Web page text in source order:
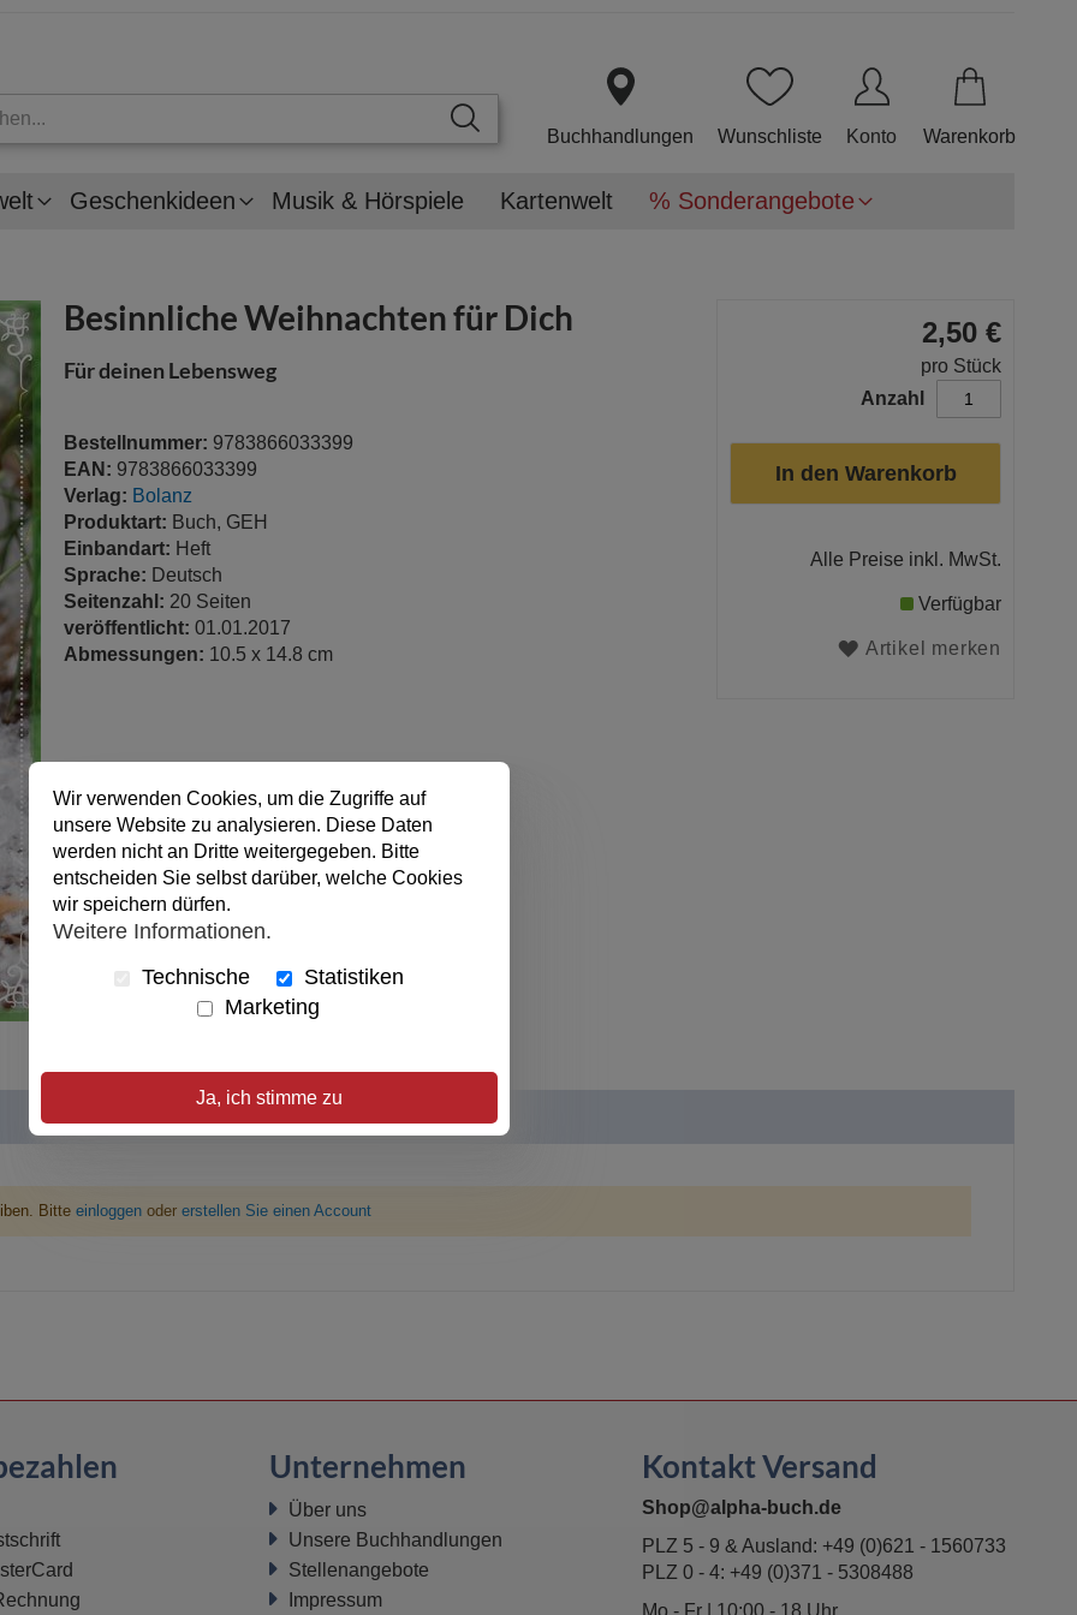
Buchhandlungen Wunschliste Konto Warenkorb
Geschenkideen Musik & Hörspiele Kartenwelt % Sonderangebote
Besinnliche Weihnachten für Dich
Für deinen Lebensweg
Bestellnummer: 9783866033399
EAN: 9783866033399
Verlag: Bolanz
Produktart: Buch, GEH
Einbandart: Heft
Sprache: Deutsch
Seitenzahl: 20 Seiten
veröffentlicht: 01.01.2017
Abmessungen: 10.5 x 14.8 cm
2,50 €
pro Stück
Anzahl
In den Warenkorb
Alle Preise inkl. MwSt.
Verfügbar
Artikel merken
Bitte einloggen oder erstellen Sie einen Account
Wir verwenden Cookies, um die Zugriffe auf
unsere Website zu analysieren. Diese Daten
werden nicht an Dritte weitergegeben. Bitte
entscheiden Sie selbst darüber, welche Cookies
wir speichern dürfen.
Weitere Informationen.
Technische
Statistiken
Marketing
Ja, ich stimme zu
Unternehmen
Über uns
Unsere Buchhandlungen
Stellenangebote
Impressum
Kontakt Versand
Shop@alpha-buch.de
PLZ 5 - 9 & Ausland: +49 (0)621 - 1560733
PLZ 0 - 4: +49 (0)371 - 5308488
Mo - Fr | 10:00 - 18 Uhr